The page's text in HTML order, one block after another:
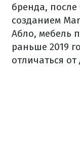
бренда,
созданием
Абло, мебель
раньше 2019
отличаться